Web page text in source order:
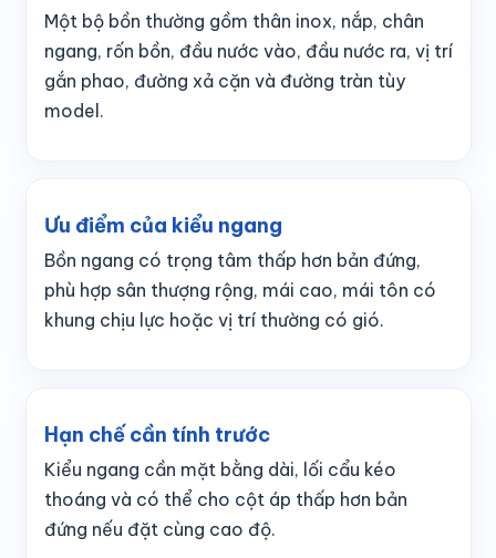
Một bộ bồn thường gồm thân inox, nắp, chân
ngang, rốn bồn, đầu nước vào, đầu nước ra, vị trí
gắn phao, đường xả cặn và đường tràn tùy
model.
Ưu điểm của kiểu ngang
Bồn ngang có trọng tâm thấp hơn bản đứng,
phù hợp sân thượng rộng, mái cao, mái tôn có
khung chịu lực hoặc vị trí thường có gió.
Hạn chế cần tính trước
Kiểu ngang cần mặt bằng dài, lối cẩu kéo
thoáng và có thể cho cột áp thấp hơn bản
đứng nếu đặt cùng cao độ.